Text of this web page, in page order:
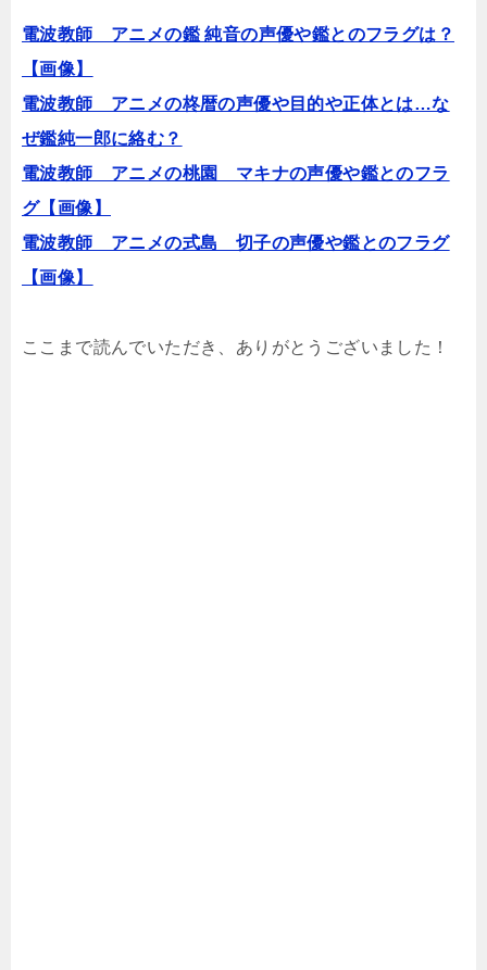
電波教師 アニメの鑑 純音の声優や鑑とのフラグは？
【画像】
電波教師 アニメの柊暦の声優や目的や正体とは…な
ぜ鑑純一郎に絡む？
電波教師 アニメの桃園 マキナの声優や鑑とのフラ
グ【画像】
電波教師 アニメの式島 切子の声優や鑑とのフラグ
【画像】
ここまで読んでいただき、ありがとうございました！